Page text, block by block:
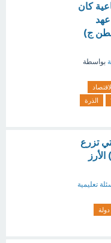
كان
ج)
بواسطة
الذرة
تزرع
(1 نقطة) ‏الأرز
تعليمية
دولة